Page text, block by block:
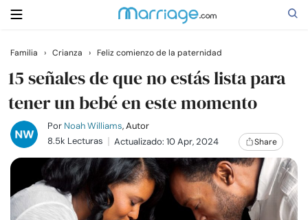
Buscar
Casarse
Relaciones
Familia
Familia › Crianza › Feliz comienzo de la paternidad
15 señales de que no estás lista para
tener un bebé en este momento
Por Noah Williams, Autor
8.5k Lecturas
Actualizado: 10 Apr, 2024 Share